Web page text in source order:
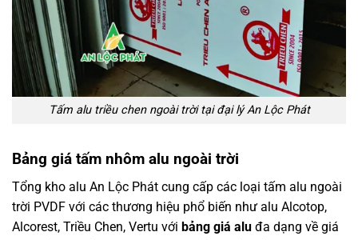
Tấm alu triều chen ngoài trời tại đại lý An Lộc Phát
Bảng giá tấm nhôm alu ngoài trời
Tổng kho alu An Lộc Phát cung cấp các loại tấm alu ngoài
trời PVDF với các thương hiệu phổ biến như alu Alcotop,
Alcorest, Triều Chen, Vertu với bảng giá alu đa dạng về giá